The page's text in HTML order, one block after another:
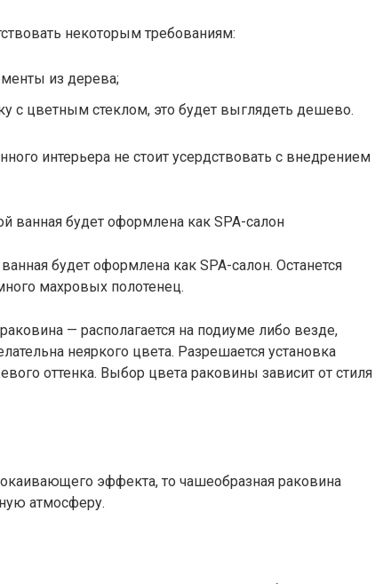
некоторым требованиям:
из дерева;
с цветным стеклом, это будет выглядеть дешево.
интерьера не стоит усердствовать с внедрением
будет оформлена как SPA-салон. Останется
махровых полотенец.
— располагается на подиуме либо везде,
неяркого цвета. Разрешается установка
оттенка. Выбор цвета раковины зависит от стиля
эффекта, то чашеобразная раковина
атмосферу.